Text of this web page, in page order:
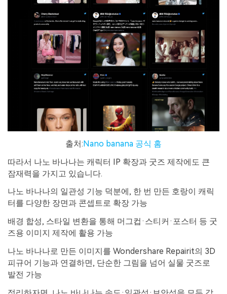
출처:Nano banana 공식 홈
따라서 나노 바나나는 캐릭터 IP 확장과 굿즈 제작에도 큰
잠재력을 가지고 있습니다.
나노 바나나의 일관성 기능 덕분에, 한 번 만든 호랑이 캐릭
터를 다양한 장면과 콘셉트로 확장 가능
배경 합성, 스타일 변환을 통해 머그컵·스티커·포스터 등 굿
즈용 이미지 제작에 활용 가능
나노 바나나로 만든 이미지를 Wondershare Repairit의 3D
피규어 기능과 연결하면, 단순한 그림을 넘어 실물 굿즈로
발전 가능